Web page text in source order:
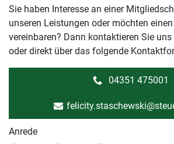
Sie haben Interesse an einer
unseren Leistungen oder möchten
vereinbaren? Dann kontaktieren Sie uns
oder direkt über das folgende
04351 475001
Anrede